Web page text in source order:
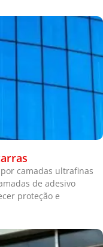
camadas ultrafinas
de adesivo
proteção e